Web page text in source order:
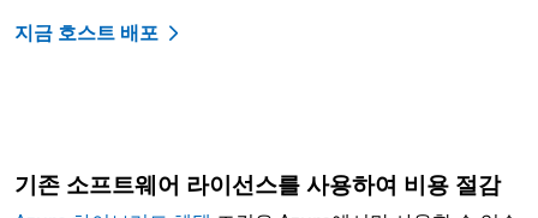
지금 호스트 배포
기존 소프트웨어 라이선스를 사용하여 비용 절감